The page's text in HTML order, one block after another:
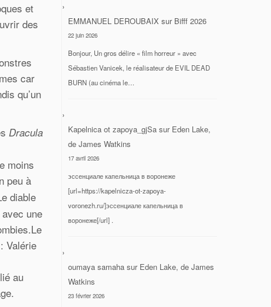
et
des
car
qu’un
Dracula
moins
peu à
diable
une
Valérie
au
EMMANUEL DEROUBAIX sur Bifff 2026
22 juin 2026
Bonjour, Un gros délire « film horreur » avec
Sébastien Vanicek, le réalisateur de EVIL DEAD
BURN (au cinéma le…
Kapelnica ot zapoya_gjSa sur Eden Lake,
de James Watkins
17 avril 2026
эссенциале капельница в воронеже
[url=https://kapelnicza-ot-zapoya-
voronezh.ru/]эссенциале капельница в
воронеже[/url] .
oumaya samaha sur Eden Lake, de James
Watkins
23 février 2026